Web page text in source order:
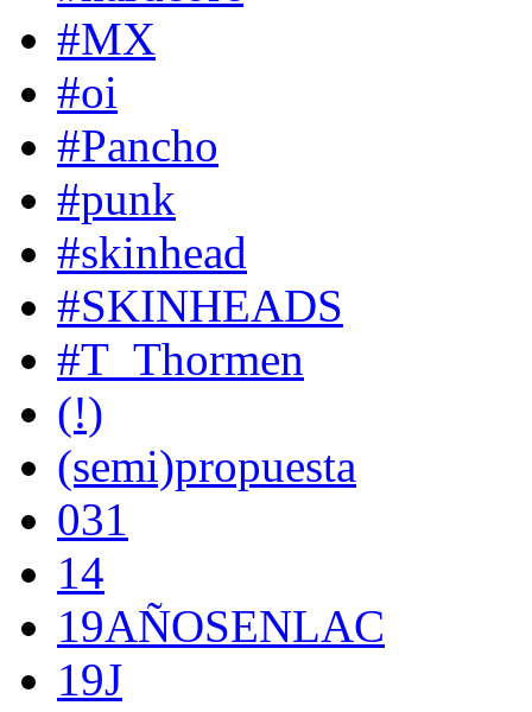
#MX
#oi
#Pancho
#punk
#skinhead
#SKINHEADS
#T_Thormen
(!)
(semi)propuesta
031
14
19AÑOSENLAC
19J